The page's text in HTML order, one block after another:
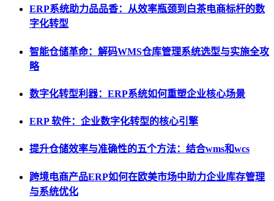
ERP系统助力品品香：从效率瓶颈到白茶电商标杆的数
字化转型
智能仓储革命：解码WMS仓库管理系统选型与实施全攻
略
数字化转型利器：ERP系统如何重塑企业核心场景
ERP 软件：企业数字化转型的核心引擎
提升仓储效率与准确性的五个方法：结合wms和wcs
跨境电商产品ERP如何在欧美市场中助力企业库存管理
与系统优化